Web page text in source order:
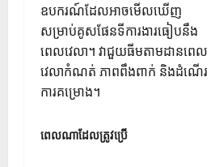
ឧបករណ៍ដែលអាចមើលឃើញ
សម្រាប់គូសផែនទីការងារធៀបនឹង
ពេលវេលា។ វាជួយធីមតាមដានពេល
វេលាកំណត់ ភាពពឹងពាក់ និងដំណើរ
ការគម្រោង។
ពេលណាដែលត្រូវប្រើ